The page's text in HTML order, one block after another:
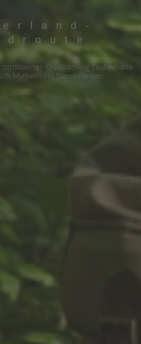
zertifizierten Qualitätsweg zauberhafte
Mythen und Sagen ranken